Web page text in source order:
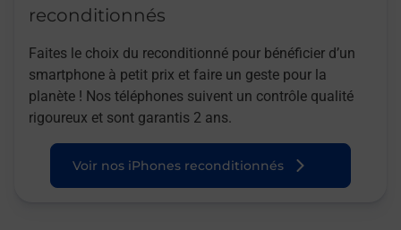
reconditionnés
Faites le choix du reconditionné pour bénéficier d’un
smartphone à petit prix et faire un geste pour la
planète ! Nos téléphones suivent un contrôle qualité
rigoureux et sont garantis 2 ans.
Voir nos iPhones reconditionnés